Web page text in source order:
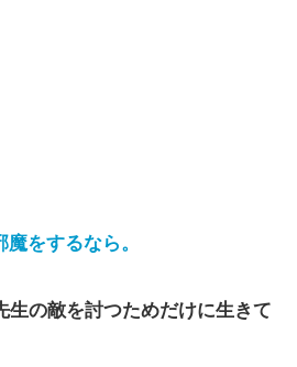
をするなら。
生の敵を討つためだけに生きて